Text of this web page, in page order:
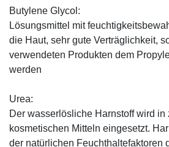
Butylene Glycol:
Lösungsmittel mit
die Haut, sehr gute Verträglichkeit,
verwendeten Produkten dem
werden
Urea:
Der wasserlösliche Harnstoff wird in
kosmetischen Mitteln eingesetzt.
der natürlichen Feuchthaltefaktoren